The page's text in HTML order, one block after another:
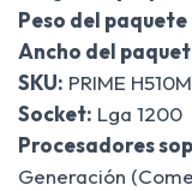
Peso del
Ancho del
SKU: PRIME
Socket: Lga 1200
Procesadores
Generación